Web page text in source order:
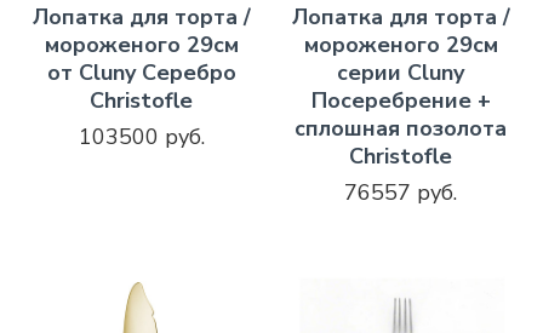
Лопатка для торта /
мороженого 29см
от Cluny Серебро
Christofle
103500 руб.
Лопатка для торта /
мороженого 29см
серии Cluny
Посеребрение +
сплошная позолота
Christofle
76557 руб.